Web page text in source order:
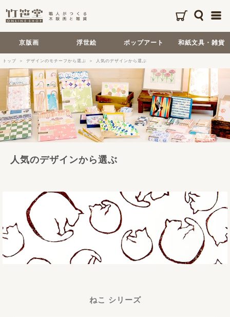
京版画 浮世絵 ポップアート 和紙文具・雑貨
トップ デザインのモチーフから選ぶ 人気のデザインから選ぶ
人気のデザインから選ぶ
ねこ シリーズ